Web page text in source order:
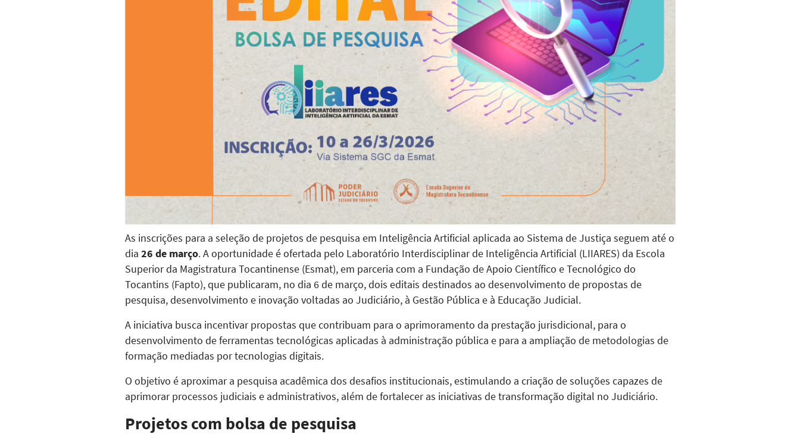
As inscrições para a seleção de projetos de pesquisa em Inteligência Artificial aplicada ao Sistema de Justiça seguem até o
dia 26 de março. A oportunidade é ofertada pelo Laboratório Interdisciplinar de Inteligência Artificial (LIIARES) da Escola
Superior da Magistratura Tocantinense (Esmat), em parceria com a Fundação de Apoio Científico e Tecnológico do
Tocantins (Fapto), que publicaram, no dia 6 de março, dois editais destinados ao desenvolvimento de propostas de
pesquisa, desenvolvimento e inovação voltadas ao Judiciário, à Gestão Pública e à Educação Judicial.
A iniciativa busca incentivar propostas que contribuam para o aprimoramento da prestação jurisdicional, para o
desenvolvimento de ferramentas tecnológicas aplicadas à administração pública e para a ampliação de metodologias de
formação mediadas por tecnologias digitais.
O objetivo é aproximar a pesquisa acadêmica dos desafios institucionais, estimulando a criação de soluções capazes de
aprimorar processos judiciais e administrativos, além de fortalecer as iniciativas de transformação digital no Judiciário.
Projetos com bolsa de pesquisa